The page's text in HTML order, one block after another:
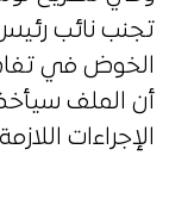
تجنب نائب
الخوض في
أن الملف
الإجراءات